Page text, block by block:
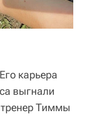
карьера
выгнали
Тиммы